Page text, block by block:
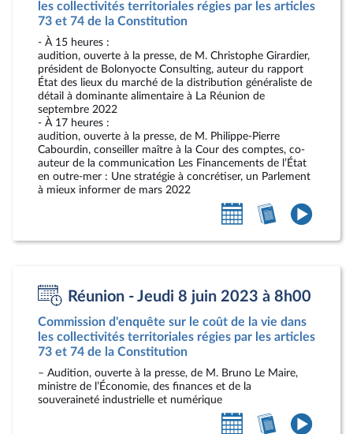
les collectivités territoriales régies par les articles
73 et 74 de la Constitution
- À 15 heures :
audition, ouverte à la presse, de M. Christophe Girardier,
président de Bolonyocte Consulting, auteur du rapport
État des lieux du marché de la distribution généraliste de
détail à dominante alimentaire à La Réunion de
septembre 2022
- À 17 heures :
audition, ouverte à la presse, de M. Philippe-Pierre
Cabourdin, conseiller maître à la Cour des comptes, co-
auteur de la communication Les Financements de l’État
en outre-mer : Une stratégie à concrétiser, un Parlement
à mieux informer de mars 2022
Ajouter
au
Accéder
au
Réunion - Jeudi 8 juin 2023 à 8h00
Commission d'enquête sur le coût de la vie dans
les collectivités territoriales régies par les articles
73 et 74 de la Constitution
– Audition, ouverte à la presse, de M. Bruno Le Maire,
ministre de l’Économie, des finances et de la
souveraineté industrielle et numérique
AjouterAccéder